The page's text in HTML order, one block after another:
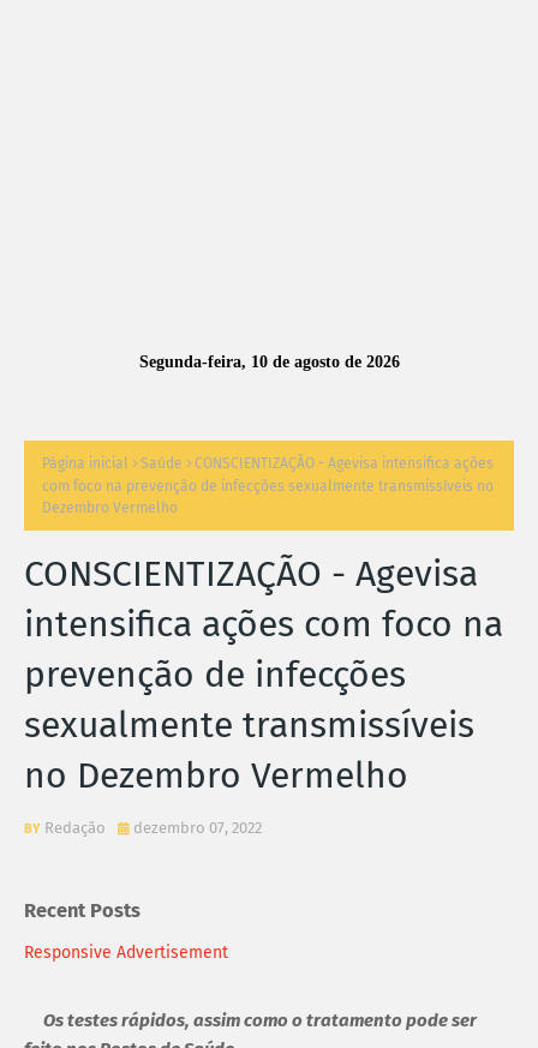
Segunda-feira, 10 de agosto de 2026
Página inicial Saúde
CONSCIENTIZAÇÃO - Agevisa intensifica ações
com foco na prevenção de infecções sexualmente transmissíveis no
Dezembro Vermelho
CONSCIENTIZAÇÃO - Agevisa
intensifica ações com foco na
prevenção de infecções
sexualmente transmissíveis
no Dezembro Vermelho
Redação dezembro 07, 2022
Recent Posts
Responsive Advertisement
Os testes rápidos, assim como o tratamento pode ser